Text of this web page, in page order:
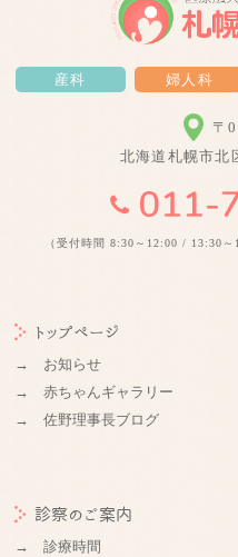
産科 婦人科
〒
北海道札幌市北
（受付時間 8:30～12:00 / 13:30
トップページ
→ お知らせ
→ 赤ちゃんギャラリー
→ 佐野理事長ブログ
診察のご案内
→ 診療時間